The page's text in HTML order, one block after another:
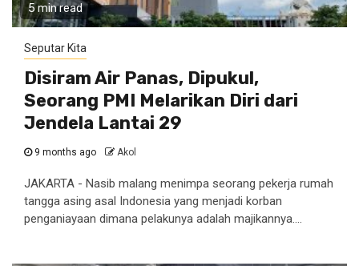
5 min read
Seputar Kita
Disiram Air Panas, Dipukul,
Seorang PMI Melarikan Diri dari
Jendela Lantai 29
9 months ago Akol
JAKARTA - Nasib malang menimpa seorang pekerja rumah
tangga asing asal Indonesia yang menjadi korban
penganiayaan dimana pelakunya adalah majikannya....